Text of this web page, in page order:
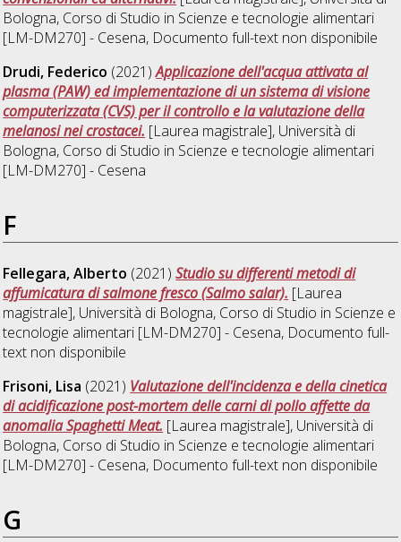
Bologna, Corso di Studio in Scienze e tecnologie alimentari
[LM-DM270] - Cesena, Documento full-text non disponibile
Drudi, Federico (2021)Applicazione dell'acqua attivata al
plasma (PAW) ed implementazione di un sistema di visione
computerizzata (CVS) per il controllo e la valutazione della
melanosi nei crostacei. [Laurea magistrale], Università di
Bologna, Corso di Studio in Scienze e tecnologie alimentari
[LM-DM270] - Cesena
F
Fellegara, Alberto (2021)Studio su differenti metodi di
affumicatura di salmone fresco (Salmo salar). [Laurea
magistrale], Università di Bologna, Corso di Studio in Scienze e
tecnologie alimentari [LM-DM270] - Cesena, Documento full-
text non disponibile
Frisoni, Lisa (2021) Valutazione dell'incidenza e della cinetica
di acidificazione post-mortem delle carni di pollo affette da
anomalia Spaghetti Meat. [Laurea magistrale], Università di
Bologna, Corso di Studio in Scienze e tecnologie alimentari
[LM-DM270] - Cesena, Documento full-text non disponibile
G